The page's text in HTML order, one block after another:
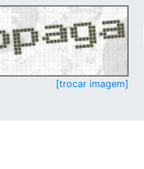
[trocar imagem]